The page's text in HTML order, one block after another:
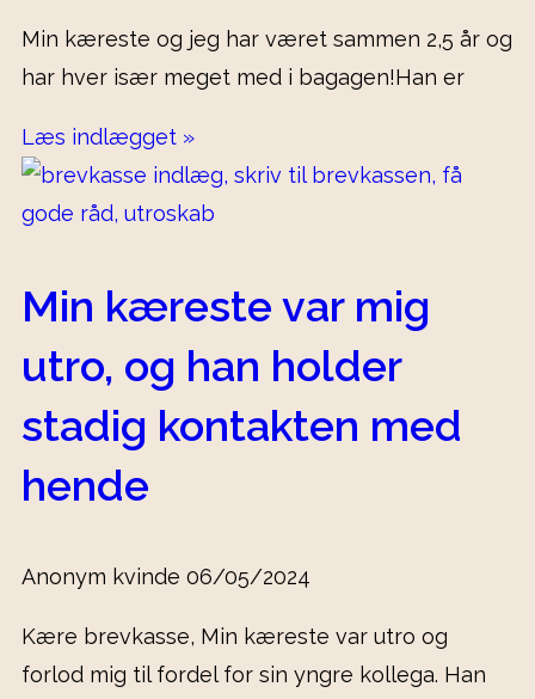
Min kæreste og jeg har været sammen 2,5 år og
har hver især meget med i bagagen!Han er
Læs indlægget »
Min kæreste var mig
utro, og han holder
stadig kontakten med
hende
Anonym kvinde 06/05/2024
Kære brevkasse, Min kæreste var utro og
forlod mig til fordel for sin yngre kollega. Han